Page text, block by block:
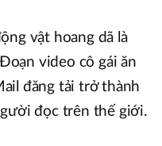
vật hoang dã là
video cô gái ăn
đăng tải trở thành
đọc trên thế giới.